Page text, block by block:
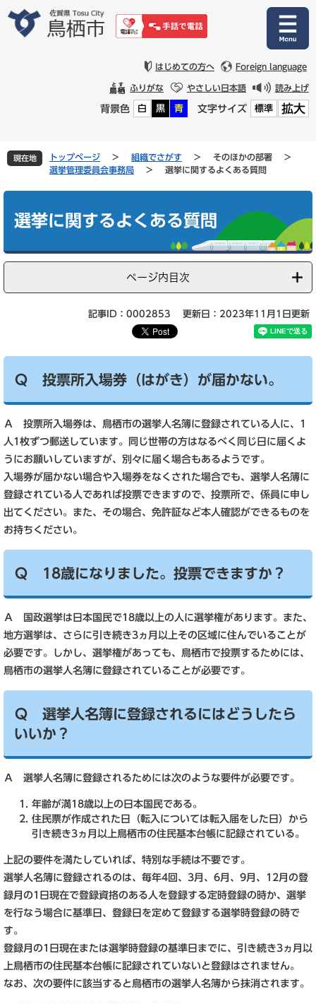
文
はじめての方へ Foreign language
ふりがな やさしい日本語 読み上げ
背景色 白 黒 青 文字サイズ 標準 拡大
現在地 トップページ > 組織でさがす > そのほかの部署
>
選挙管理委員会事務局
> 選挙に関するよくある質問
選挙に関するよくある質問
ページ内目次
記事ID：0002853 更新日：2023年11月1日更新
Ｑ 投票所入場券（はがき）が届かない。
Ａ 投票所入場券は、鳥栖市の選挙人名簿に登録されている人に、1
人1枚ずつ郵送しています。同じ世帯の方はなるべく同じ日に届くよ
うにお願いしていますが、別々に届く場合もあるようです。
入場券が届かない場合や入場券をなくされた場合でも、選挙人名簿に
登録されている人であれば投票できますので、投票所で、係員に申し
出てください。また、その場合、免許証など本人確認ができるものを
お持ちください。
Ｑ 18歳になりました。投票できますか？
Ａ 国政選挙は日本国民で18歳以上の人に選挙権があります。また、
地方選挙は、さらに引き続き3ヵ月以上その区域に住んでいることが
必要です。しかし、選挙権があっても、鳥栖市で投票するためには、
鳥栖市の選挙人名簿に登録されていることが必要です。
Ｑ 選挙人名簿に登録されるにはどうしたら
いいか？
Ａ 選挙人名簿に登録されるためには次のような要件が必要です。
年齢が満18歳以上の日本国民である。
住民票が作成された日（転入については転入届をした日）から
引き続き3ヵ月以上鳥栖市の住民基本台帳に記録されている。
上記の要件を満たしていれば、特別な手続は不要です。
選挙人名簿に登録されるのは、毎年4回、3月、6月、9月、12月の登
録月の1日現在で登録資挌のある人を登録する定時登録の時か、選挙
を行なう場合に基準日、登録日を定めて登録する選挙時登録の時で
す。
登録月の1日現在または選挙時登録の基準日までに、引き続き3ヵ月以
上鳥栖市の住民基本台帳に記録されていないと登録はされません。
なお、次の要件に該当すると鳥栖市の選挙人名簿から抹消されます。